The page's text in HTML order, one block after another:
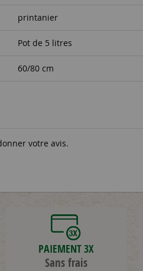
printanier
Pot de 5 litres
60/80 cm
votre avis.
PAIEMENT 3X
Sans frais